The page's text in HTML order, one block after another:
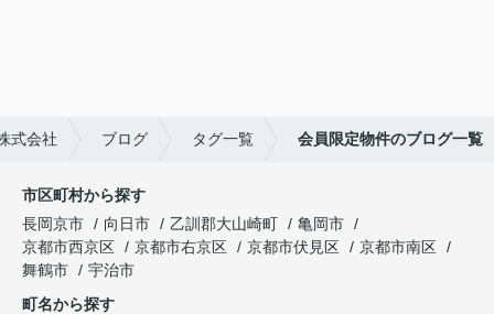
式会社 ブログ タグ一覧 会員限定物件のブログ一覧
市区町村から探す
長岡京市
向日市 乙訓郡大山崎町
亀岡市
京都市西京区
京都市右京区 京都市伏見区
京都市南区
舞鶴市
宇治市
町名から探す